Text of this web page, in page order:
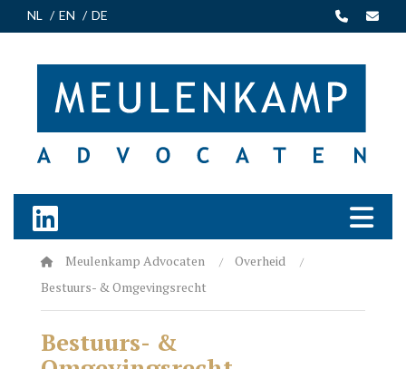
NL EN DE
Meulenkamp Advocaten
Overheid
Bestuurs- & Omgevingsrecht
Bestuurs- &